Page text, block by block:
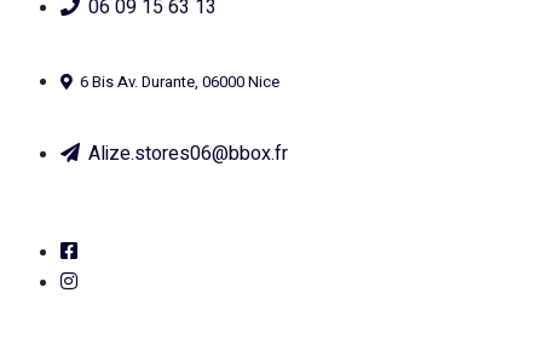
06 09 15 63 13
6 Bis Av. Durante, 06000 Nice
Alize.stores06@bbox.fr